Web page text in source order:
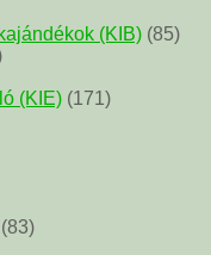
(KIB) (85)
(KIE) (171)
(83)